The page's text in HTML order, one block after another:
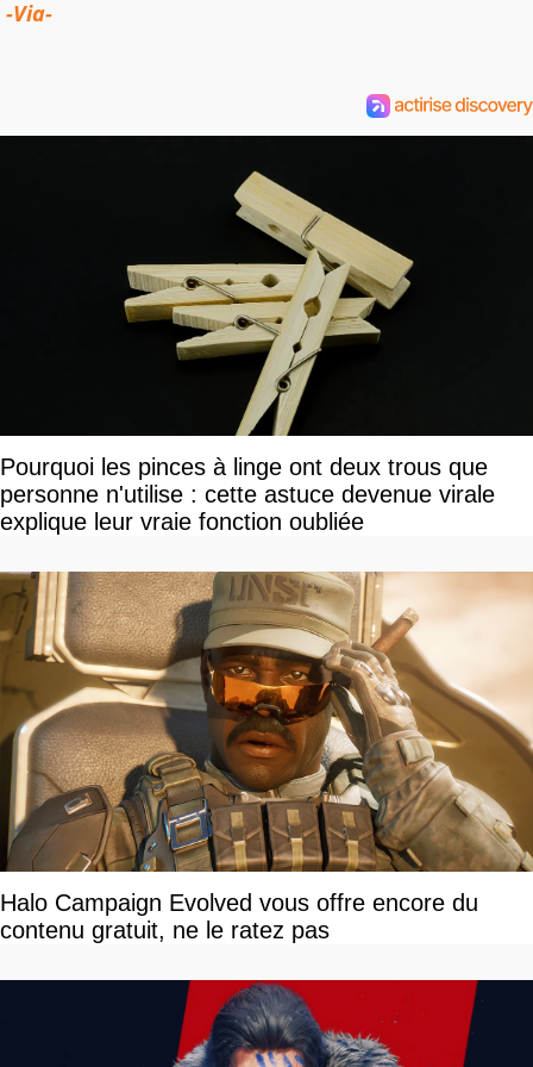
-Via-
Pourquoi les pinces à linge ont deux trous que
personne n'utilise : cette astuce devenue virale
explique leur vraie fonction oubliée
Halo Campaign Evolved vous offre encore du
contenu gratuit, ne le ratez pas